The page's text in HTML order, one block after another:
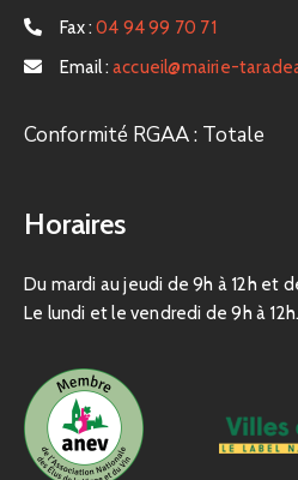
Fax : 04 94 99 70 71
Email : accueil@mairie-
Conformité RGAA : Totale
Horaires
Du mardi au jeudi de 9h à 12h et
Le lundi et le vendredi de 9h à 12h.